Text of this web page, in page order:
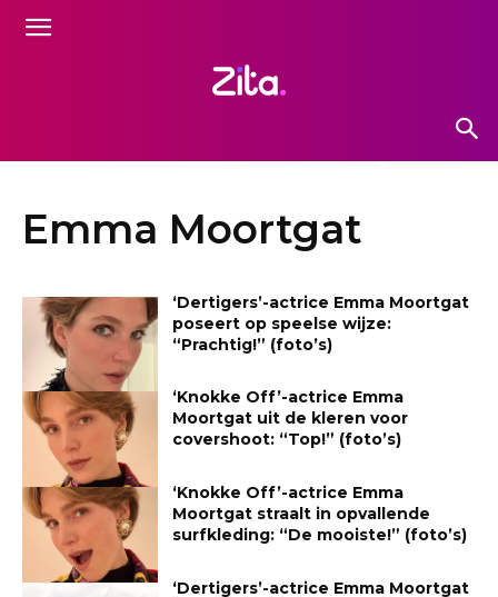
Emma Moortgat
‘Dertigers’-actrice Emma Moortgat
poseert op speelse wijze:
“Prachtig!” (foto’s)
‘Knokke Off’-actrice Emma
Moortgat uit de kleren voor
covershoot: “Top!” (foto’s)
‘Knokke Off’-actrice Emma
Moortgat straalt in opvallende
surfkleding: “De mooiste!” (foto’s)
‘Dertigers’-actrice Emma Moortgat